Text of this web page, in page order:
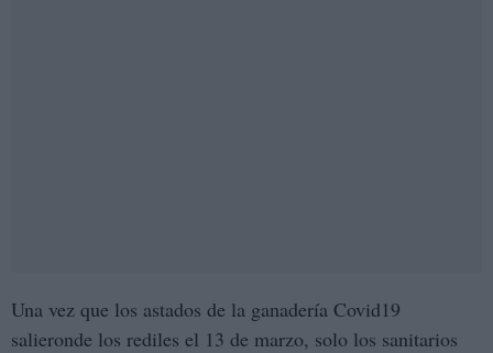
Una vez que los astados de la ganadería Covid19
salieronde los rediles el 13 de marzo, solo los sanitarios